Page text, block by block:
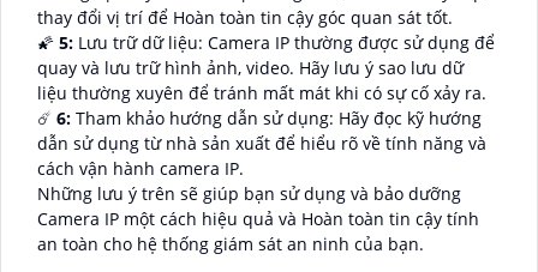
thay đổi vị trí để Hoàn toàn tin cậy góc quan sát tốt.
🌠 5: Lưu trữ dữ liệu: Camera IP thường được sử dụng để
quay và lưu trữ hình ảnh, video. Hãy lưu ý sao lưu dữ
liệu thường xuyên để tránh mất mát khi có sự cố xảy ra.
☄️ 6: Tham khảo hướng dẫn sử dụng: Hãy đọc kỹ hướng
dẫn sử dụng từ nhà sản xuất để hiểu rõ về tính năng và
cách vận hành camera IP.
Những lưu ý trên sẽ giúp bạn sử dụng và bảo dưỡng
Camera IP một cách hiệu quả và Hoàn toàn tin cậy tính
an toàn cho hệ thống giám sát an ninh của bạn.